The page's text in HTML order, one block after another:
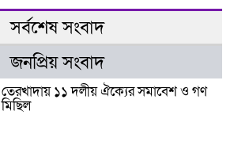
সর্বশেষ সংবাদ
জনপ্রিয় সংবাদ
তেরখাদায় ১১ দলীয় ঐক্যের সমাবেশ ও গণ
মিছিল